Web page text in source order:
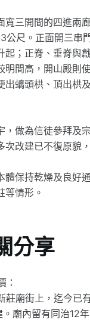
寬三開間的四進兩
公尺。正面開三串
起；正脊、垂脊與
明間高，開山殿則
出螭頭栱、頂出栱
做為信徒參拜及
次改建已不復原貌
體保持乾燥及良好
等情形。
分享
：
廟街上，迄今已
廟內留有同治12